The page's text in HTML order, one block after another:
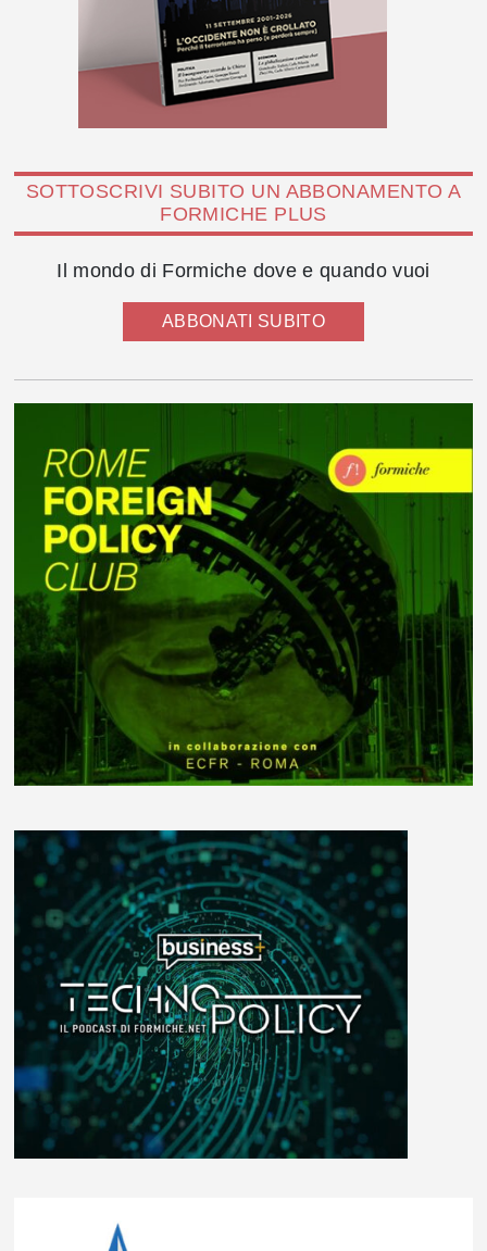
SOTTOSCRIVI SUBITO UN ABBONAMENTO A
FORMICHE PLUS
Il mondo di Formiche dove e quando vuoi
ABBONATI SUBITO